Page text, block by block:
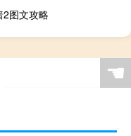
2图文攻略
☚